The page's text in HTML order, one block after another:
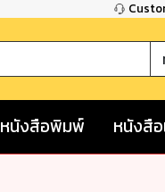
หนังสือพิมพ์ หนังสื